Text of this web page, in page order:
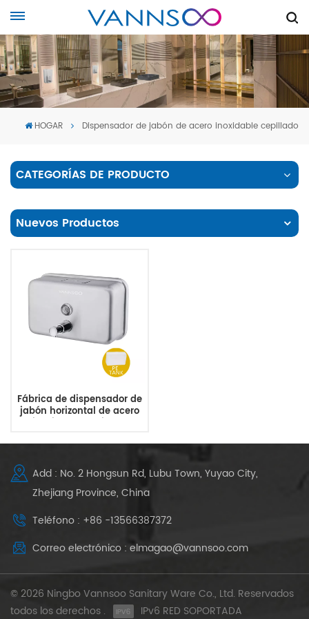
HOGAR Dispensador de jabón de acero inoxidable cepillado
CATEGORÍAS DE PRODUCTO
Nuevos Productos
Fábrica de dispensador de
jabón horizontal de acero
inoxidable cepillado
Add : No. 2 Hongsun Rd, Lubu Town, Yuyao City,
Zhejiang Province, China
Teléfono : +86 -13566387372
Correo electrónico : elmagao@vannsoo.com
© 2026 Ningbo Vannsoo Sanitary Ware Co., Ltd. Reservados
todos los derechos .
IPv6 RED SOPORTADA